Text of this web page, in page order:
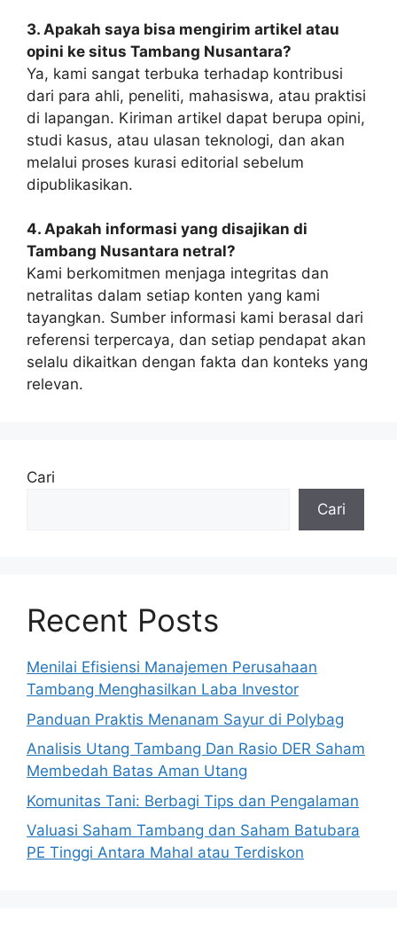
3. Apakah saya bisa mengirim artikel atau
opini ke situs Tambang Nusantara?
Ya, kami sangat terbuka terhadap kontribusi
dari para ahli, peneliti, mahasiswa, atau praktisi
di lapangan. Kiriman artikel dapat berupa opini,
studi kasus, atau ulasan teknologi, dan akan
melalui proses kurasi editorial sebelum
dipublikasikan.
4. Apakah informasi yang disajikan di
Tambang Nusantara netral?
Kami berkomitmen menjaga integritas dan
netralitas dalam setiap konten yang kami
tayangkan. Sumber informasi kami berasal dari
referensi terpercaya, dan setiap pendapat akan
selalu dikaitkan dengan fakta dan konteks yang
relevan.
Cari
Cari
Recent Posts
Menilai Efisiensi Manajemen Perusahaan
Tambang Menghasilkan Laba Investor
Panduan Praktis Menanam Sayur di Polybag
Analisis Utang Tambang Dan Rasio DER Saham
Membedah Batas Aman Utang
Komunitas Tani: Berbagi Tips dan Pengalaman
Valuasi Saham Tambang dan Saham Batubara
PE Tinggi Antara Mahal atau Terdiskon